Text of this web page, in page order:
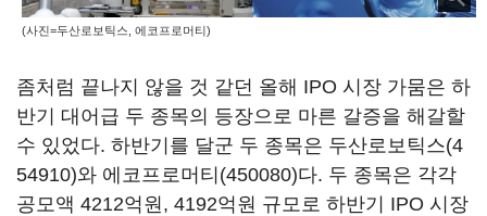
(사진=두산로보틱스, 에코프로머티)
좀처럼 끝나지 않을 것 같던 올해 IPO 시장 가뭄은 하
반기 대어급 두 종목의 등장으로 마른 갈증을 해갈할
수 있었다. 하반기를 달군 두 종목은 두산로보틱스(4
54910)와 에코프로머티(450080)다. 두 종목은 각각
공모액 4212억원, 4192억원 규모로 하반기 IPO 시장